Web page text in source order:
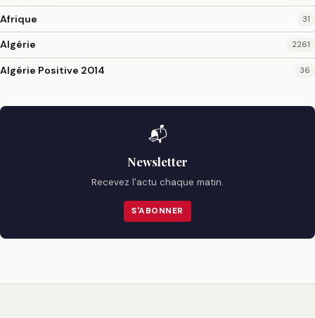
Afrique 31
Algérie 2261
Algérie Positive 2014 36
📬
Newsletter
Recevez l'actu chaque matin.
S'ABONNER